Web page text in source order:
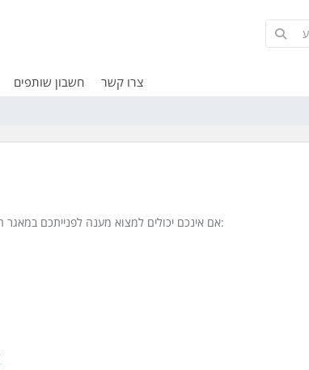
חשבון שותפים צרו קשר
אם אינכם יכולים למצוא מענה לפנייתכם במאגר המידע שלנו – אתם יכולים לפתוח פניה למחלקה המתאימה להלן: